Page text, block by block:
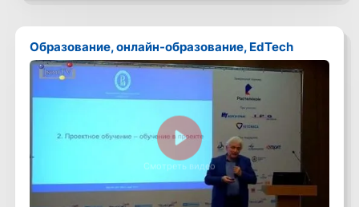
Образование, онлайн-образование, EdTech
Смотреть видео